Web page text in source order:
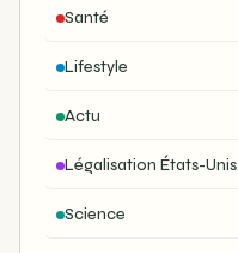
Santé
Lifestyle
Actu
Légalisation États-Unis
Science